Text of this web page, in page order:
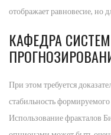
отображает равновесие, но
КАФЕДРА
При этом требуется
стабильность
Использование фракталов